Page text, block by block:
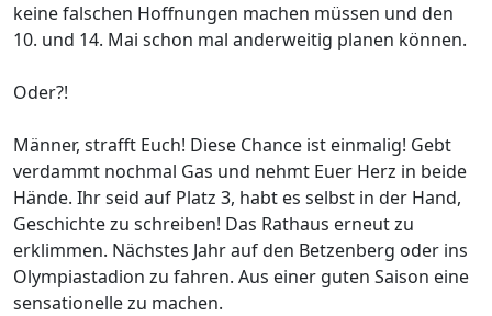
keine falschen Hoffnungen machen müssen und den
10. und 14. Mai schon mal anderweitig planen können.
Oder?!
Männer, strafft Euch! Diese Chance ist einmalig! Gebt
verdammt nochmal Gas und nehmt Euer Herz in beide
Hände. Ihr seid auf Platz 3, habt es selbst in der Hand,
Geschichte zu schreiben! Das Rathaus erneut zu
erklimmen. Nächstes Jahr auf den Betzenberg oder ins
Olympiastadion zu fahren. Aus einer guten Saison eine
sensationelle zu machen.